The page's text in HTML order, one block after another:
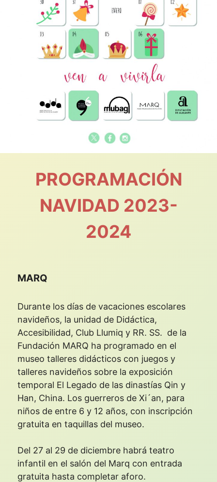
PROGRAMACIÓN
NAVIDAD 2023-
2024
MARQ
Durante los días de vacaciones escolares
navideños, la unidad de Didáctica,
Accesibilidad, Club Llumiq y RR. SS. de la
Fundación MARQ ha programado en el
museo talleres didácticos con juegos y
talleres navideños sobre la exposición
temporal El Legado de las dinastías Qin y
Han, China. Los guerreros de Xi´an, para
niños de entre 6 y 12 años, con inscripción
gratuita en taquillas del museo.
Del 27 al 29 de diciembre habrá teatro
infantil en el salón del Marq con entrada
gratuita hasta completar aforo.